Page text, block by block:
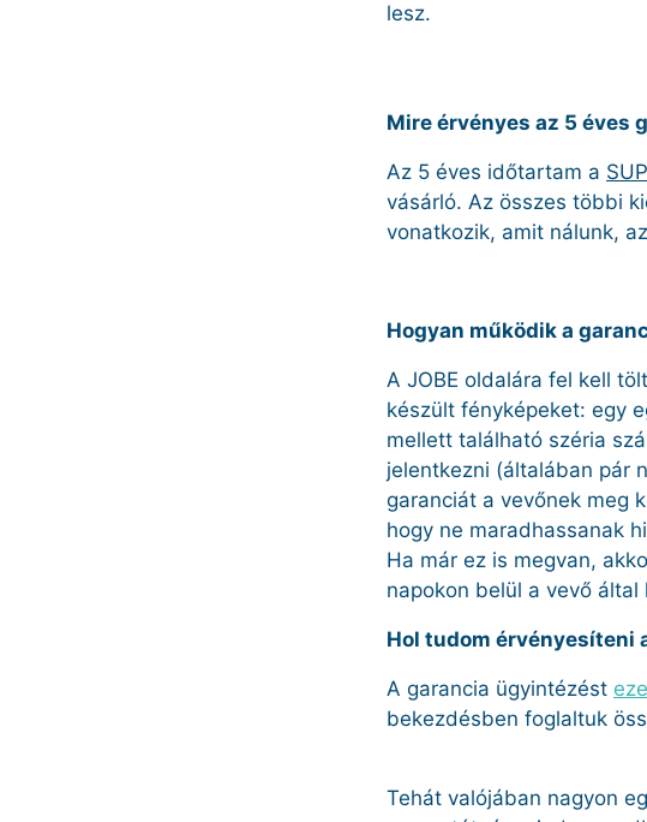
lesz.
Mire érvényes az 5 éves
Az 5 éves időtartam a
vásárló. Az összes többi
vonatkozik, amit nálunk,
Hogyan működik a
A JOBE oldalára fel kell
készült fényképeket: egy
mellett található széria
jelentkezni (általában pár
garanciát a vevőnek meg
hogy ne maradhassanak
Ha már ez is megvan,
napokon belül a vevő
Hol tudom érvényesíteni
A garancia ügyintézést
bekezdésben foglaltuk
Tehát valójában nagyon